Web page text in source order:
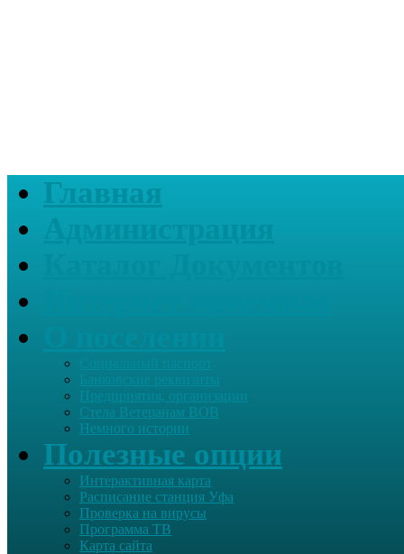
Главная
Банковские реквизиты
Предприятия, организации
Стела Ветеранам ВОВ
Немного истории
Полезные опции
Интерактивная карта
Расписание станция Уфа
Проверка на вирусы
Программа ТВ
Карта сайта